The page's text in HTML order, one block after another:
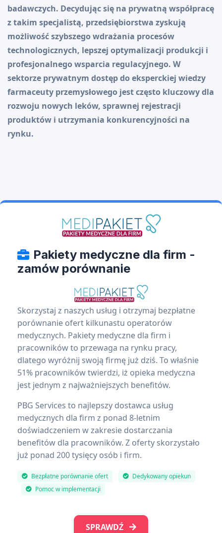
badawczych. Decydując się na prywatną współpracę
z takim specjalistą, przedsiębiorstwa zyskują
możliwość szybszego wdrażania procesów
technologicznych, lepszej optymalizacji produkcji i
profesjonalnego wsparcia regulacyjnego. W
sektorze prywatnym dostęp do eksperckiej wiedzy
farmaceuty przemysłowego jest często kluczowy dla
rozwoju nowych leków, sprawnej rejestracji
produktów i utrzymania konkurencyjności na
rynku.
Pakiety medyczne dla firm -
zamów porównanie
Skorzystaj z naszych usług i otrzymaj bezpłatne
porównanie ofert kilkunastu operatorów
medycznych. Pakiety medyczne dla firm i
pracowników to przewaga na rynku pracy,
dlatego wyróżnij swoją firmę już dziś. To właśnie
51% pracowników twierdzi, iż opieka medyczna
jest jednym z najważniejszych benefitów.
PBG Services to najlepszy dostawca usług
medycznych dla firm z ponad 8-letnim
doświadczeniem w zakresie dostarczania
benefitów dla pracowników. Z oferty skorzystało
już ponad 200 tysięcy osób i firm.
Bezpłatne porównanie ofert
Dedykowany opiekun
Pomoc w implementacji
SPRAWDŹ